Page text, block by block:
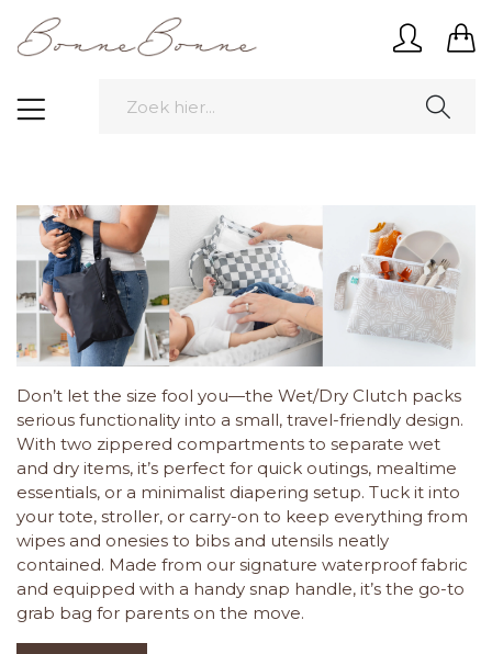
Don’t let the size fool you—the Wet/Dry Clutch packs
serious functionality into a small, travel-friendly design.
With two zippered compartments to separate wet
and dry items, it’s perfect for quick outings, mealtime
essentials, or a minimalist diapering setup. Tuck it into
your tote, stroller, or carry-on to keep everything from
wipes and onesies to bibs and utensils neatly
contained. Made from our signature waterproof fabric
and equipped with a handy snap handle, it’s the go-to
grab bag for parents on the move.